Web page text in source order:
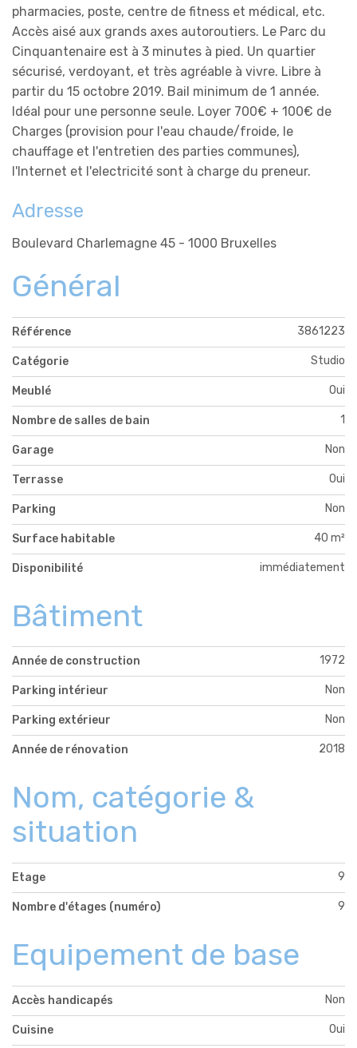
pharmacies, poste, centre de fitness et médical, etc.
Accès aisé aux grands axes autoroutiers. Le Parc du
Cinquantenaire est à 3 minutes à pied. Un quartier
sécurisé, verdoyant, et très agréable à vivre. Libre à
partir du 15 octobre 2019. Bail minimum de 1 année.
Idéal pour une personne seule. Loyer 700€ + 100€ de
Charges (provision pour l'eau chaude/froide, le
chauffage et l'entretien des parties communes),
l'Internet et l'electricité sont à charge du preneur.
Adresse
Boulevard Charlemagne 45 - 1000 Bruxelles
Général
Référence 3861223
Catégorie Studio
Meublé Oui
Nombre de salles de bain 1
Garage Non
Terrasse Oui
Parking Non
Surface habitable 40 m²
Disponibilité immédiatement
Bâtiment
Année de construction 1972
Parking intérieur Non
Parking extérieur Non
Année de rénovation 2018
Nom, catégorie &
situation
Etage 9
Nombre d'étages (numéro) 9
Equipement de base
Accès handicapés Non
Cuisine Oui